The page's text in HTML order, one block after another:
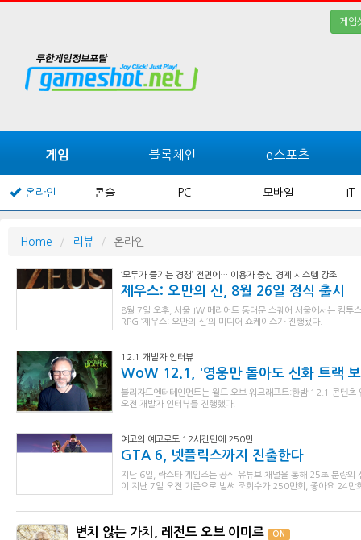
게임
게임 블록체인 e스포츠
온라인 콘솔 PC 모바일 IT
Home 리뷰 온라인
‘모두가 즐기는 경쟁’ 전면에… 이용자 중심 경제 시스템 강조
제우스: 오만의 신, 8월 26일 정식 출시
8월 7일 오후, 서울 JW 메리어트 동대문 스퀘어 서울에서는 컴
RPG ‘제우스: 오만의 신’의 미디어 쇼케이스가 진행됐다.
12.1 개발자 인터뷰
WoW 12.1, '영웅만 돌아도 신화 트랙
블리자드엔터테인먼트는 월드 오브 워크래프트:한밤 12.1 콘텐
오전 개발자 인터뷰를 진행했다.
예고의 예고로도 12시간만에 250만
GTA 6, 넷플릭스까지 진출한다
지난 6일, 락스타 게임즈는 공식 유튜브 채널을 통해 25초 분량
이 지난 7일 오전 기준으로 벌써 조회수가 250만회, 좋아요 24만
변치 않는 가치, 레전드 오브 이미르 ON